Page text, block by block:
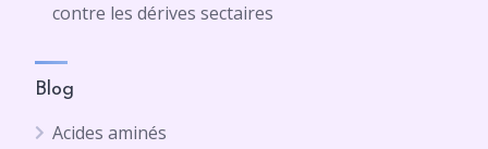
contre les dérives sectaires
Blog
Acides aminés